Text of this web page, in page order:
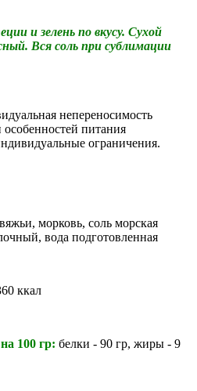
и зелень по вкусу. Сухой
Вся соль при сублимации
непереносимость
питания
ограничения.
морковь, соль морская
вода подготовленная
ккал
100 гр: белки - 90 гр, жиры - 9